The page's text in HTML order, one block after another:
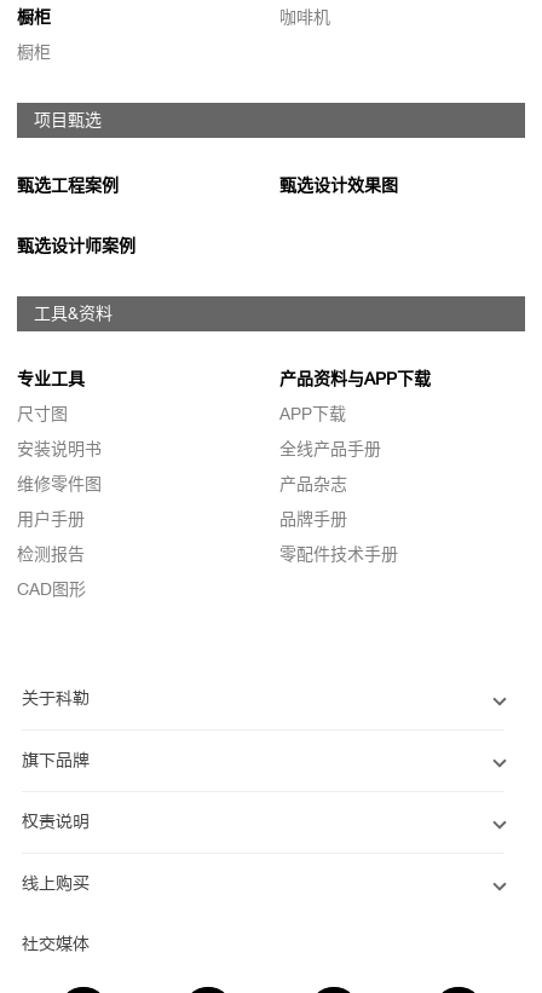
橱柜
橱柜
咖啡机
项目甄选
甄选工程案例
甄选设计师案例
甄选设计效果图
工具&资料
专业工具
尺寸图
安装说明书
维修零件图
用户手册
检测报告
CAD图形
产品资料与APP下载
APP下载
全线产品手册
产品杂志
品牌手册
零配件技术手册
关于科勒
旗下品牌
权责说明
线上购买
社交媒体